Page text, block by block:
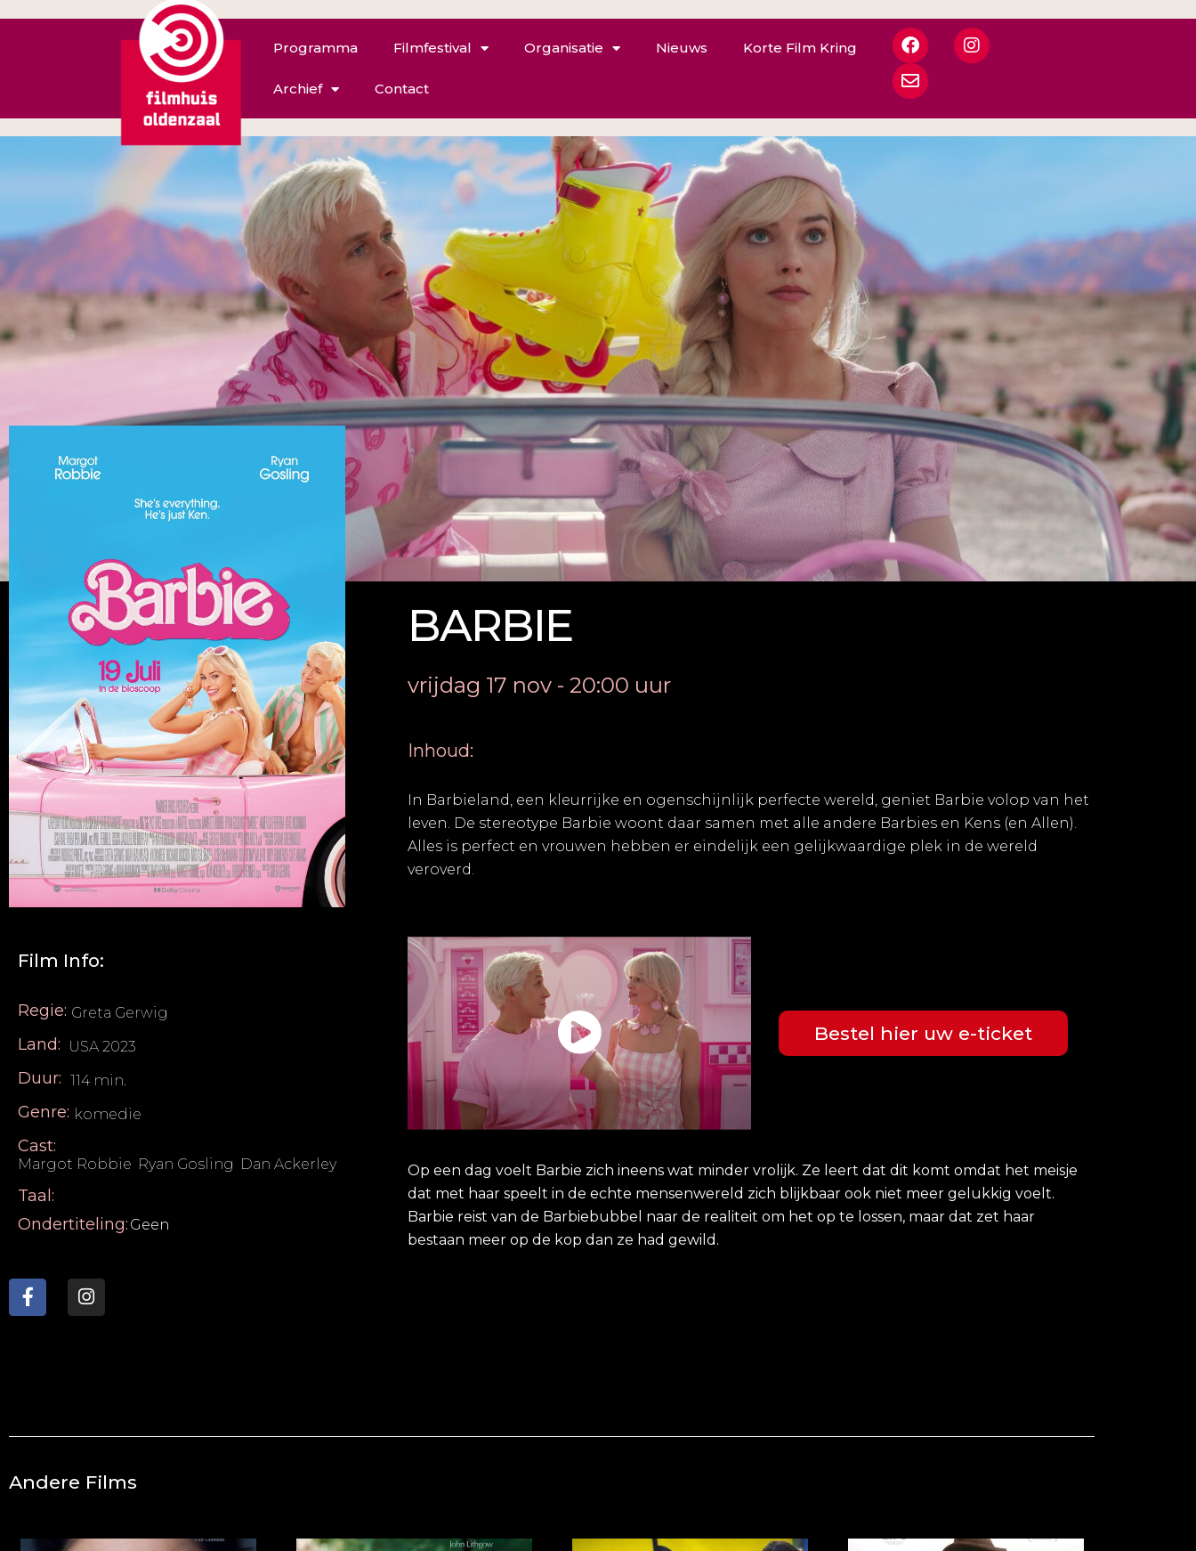
Programma Filmfestival Organisatie Nieuws Korte Film Kring
Archief Contact
Film Info:
Regie: Greta Gerwig
Land: USA 2023
Duur: 114 min.
Genre: komedie
Cast:
Margot Robbie Ryan Gosling Dan Ackerley
Taal:
Ondertiteling: Geen
BARBIE
vrijdag 17 nov - 20:00 uur
Inhoud:
In Barbieland, een kleurrijke en ogenschijnlijk perfecte wereld, geniet Barbie volop van het
leven. De stereotype Barbie woont daar samen met alle andere Barbies en Kens (en Allen).
Alles is perfect en vrouwen hebben er eindelijk een gelijkwaardige plek in de wereld
veroverd.
Bestel hier uw e-ticket
Op een dag voelt Barbie zich ineens wat minder vrolijk. Ze leert dat dit komt omdat het meisje
dat met haar speelt in de echte mensenwereld zich blijkbaar ook niet meer gelukkig voelt.
Barbie reist van de Barbiebubbel naar de realiteit om het op te lossen, maar dat zet haar
bestaan meer op de kop dan ze had gewild.
Andere Films